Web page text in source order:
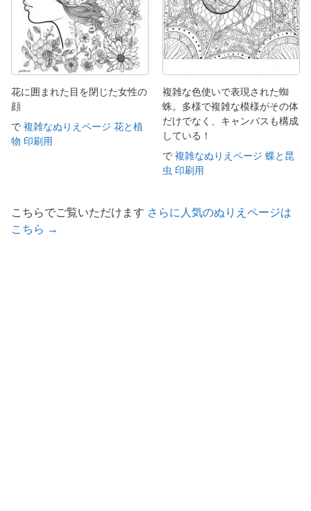
花に囲まれた目を閉じた女性の
顔
で 複雑なぬりえページ 花と植
物 印刷用
複雑な色使いで表現された蜘
蛛。多様で複雑な模様がその体
だけでなく、キャンバスも構成
している！
で 複雑なぬりえページ 蝶と昆
虫 印刷用
こちらでご覧いただけます さらに人気のぬりえページは
こちら →